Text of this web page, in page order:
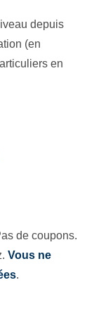
depuis
(en
en
de coupons.
Vous ne
.